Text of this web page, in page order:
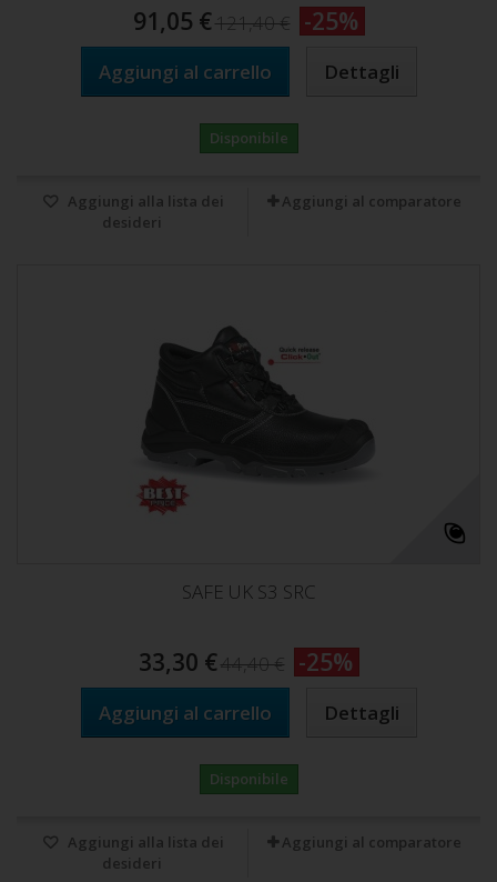
91,05 €121,40 € -25%
Aggiungi al carrello Dettagli
Disponibile
Aggiungi alla lista dei
desideri
Aggiungi al comparatore
SAFE UK S3 SRC
33,30 €44,40 € -25%
Aggiungi al carrello Dettagli
Disponibile
Aggiungi alla lista dei
desideri
Aggiungi al comparatore